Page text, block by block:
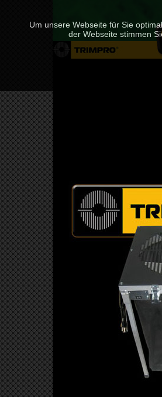
Um unsere Webseite für Sie
der Webseite stimmen